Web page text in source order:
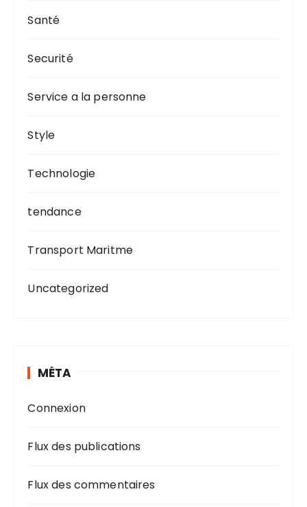
Santé
Securité
Service a la personne
Style
Technologie
tendance
Transport Maritme
Uncategorized
MÉTA
Connexion
Flux des publications
Flux des commentaires